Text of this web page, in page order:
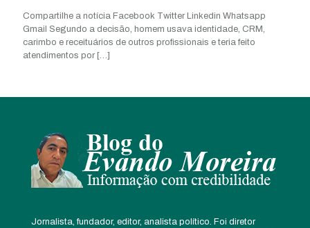
Compartilhe a notícia Facebook Twitter Linkedin Whatsapp
Gmail Segundo a decisão, homem usava identidade, CRM,
carimbo e receituários de outros profissionais e teria feito
atendimentos por […]
Jornalista, fundador, editor, analista político. Foi diretor